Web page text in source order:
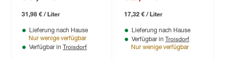
31,98 € / Liter
Lieferung nach Hause
Nur wenige verfügbar
Verfügbar in Troisdorf
17,32 € / Liter
Lieferung nach Hause
Verfügbar in Troisdorf
Nur wenige verfügbar